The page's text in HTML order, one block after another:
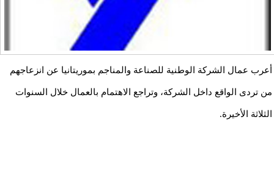
أعرب عمال الشركة الوطنية للصناعة والمناجم بموريتانيا عن انزعاجهم
من تردى الواقع داخل الشركة، وتراجع الاهتمام بالعمال خلال السنوات
الثلاثة الأخيرة.